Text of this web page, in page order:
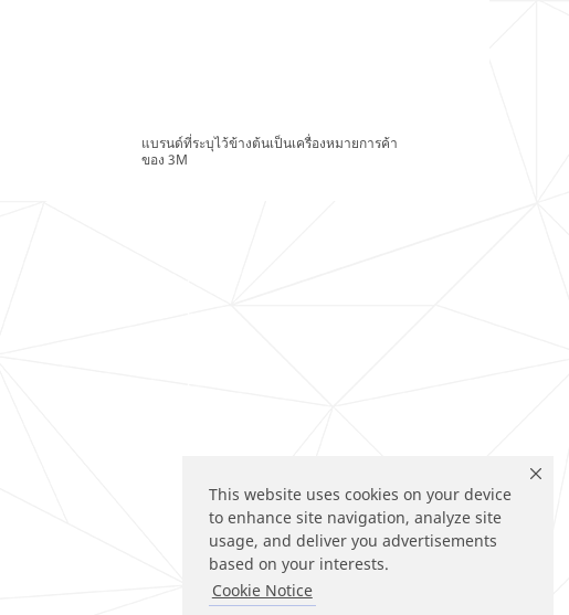
This website uses cookies on your device
to enhance site navigation, analyze site
usage, and deliver you advertisements
based on your interests.
Cookie Notice
แบรนด์ที่ระบุไว้ข้างต้นเป็นเครื่องหมายการค้า
ของ 3M